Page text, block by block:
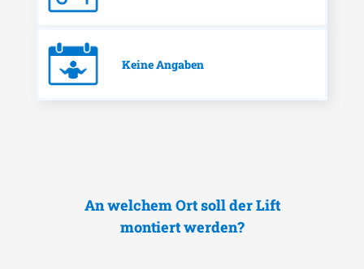
Keine Angaben
An welchem Ort soll der Lift
montiert werden?